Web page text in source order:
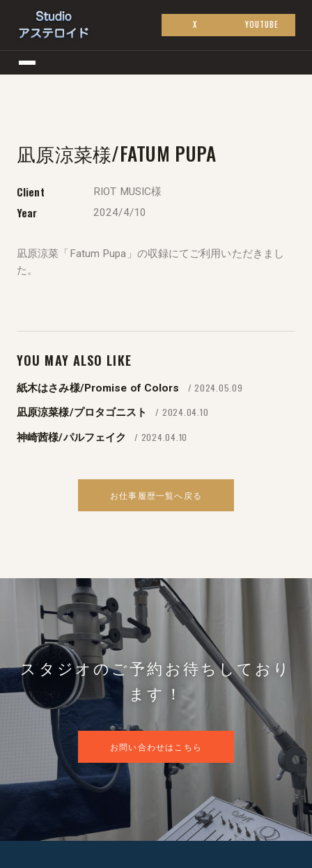
X YOUTUBE
凪原涼菜様/FATUM PUPA
Client RIOT MUSIC様
Year 2024/4/10
凪原涼菜「Fatum Pupa」の収録にてご利用いただきまし
た。
YOU MAY ALSO LIKE
紙木はさみ様/Promise of Colors / 2024.05.09
凪原涼菜様/プロタゴニスト / 2024.04.10
神崎茜様/パルフェイク / 2024.04.10
お仕事履歴一覧へ戻る
スタジオのご予約お待ちしており
ます！
お問い合わせはこちら